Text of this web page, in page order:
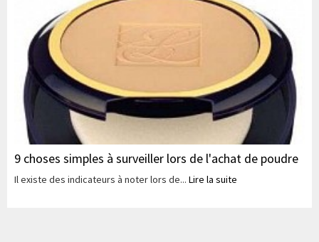
9 choses simples à surveiller lors de l'achat de poudre
Il existe des indicateurs à noter lors de... Lire la suite